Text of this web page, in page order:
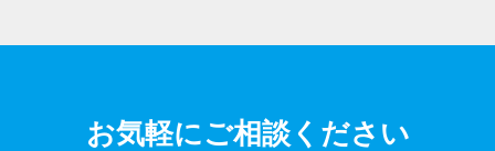
お気軽にご相談ください